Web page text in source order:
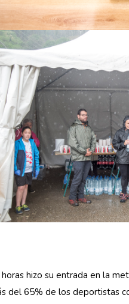
hizo su entrada en la
65% de los deportistas